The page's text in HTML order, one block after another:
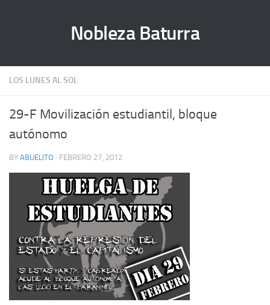
Nobleza Baturra
LOS LUNES AL SOL
29-F Movilización estudiantil, bloque
autónomo
BY ABUELITO · FEBRERO 27, 2012